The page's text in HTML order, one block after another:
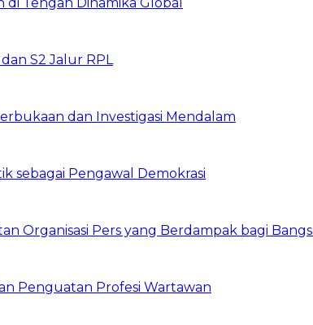
S2 Jalur RPL
dan Investigasi Mendalam
sebagai Pengawal Demokrasi
Organisasi Pers yang Berdampak bagi
Penguatan Profesi Wartawan